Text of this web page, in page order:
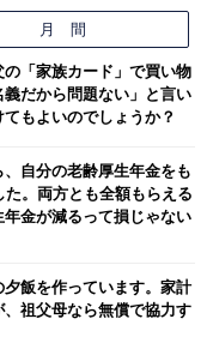
月 間
「家族カード」で買い物
だから問題ない」と言い
もよいのでしょうか？
自分の老齢厚生年金をも
た。両方とも全額もらえる
金が減るって損じゃない
飯を作っています。家計
祖父母なら無償で協力す